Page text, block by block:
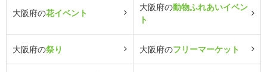
大阪府の花イベント
大阪府の動物ふれあいイベン
ト
大阪府の祭り 大阪府のフリーマーケット